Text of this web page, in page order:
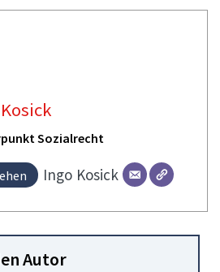
Sozialrecht
Ingo Kosick
Autor